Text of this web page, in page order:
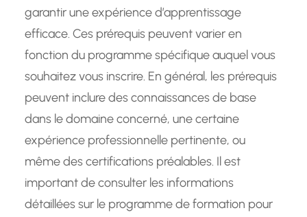
garantir une expérience d’apprentissage
efficace. Ces prérequis peuvent varier en
fonction du programme spécifique auquel vous
souhaitez vous inscrire. En général, les prérequis
peuvent inclure des connaissances de base
dans le domaine concerné, une certaine
expérience professionnelle pertinente, ou
même des certifications préalables. Il est
important de consulter les informations
détaillées sur le programme de formation pour